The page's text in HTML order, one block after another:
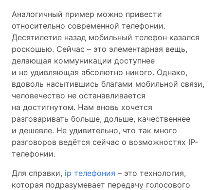
Аналогичный пример можно привести
относительно современной телефонии.
Десятилетие назад мобильный телефон казался
роскошью. Сейчас – это элементарная вещь,
делающая коммуникации доступнее
и не удивляющая абсолютно никого. Однако,
вдоволь насытившись благами мобильной связи,
человечество не останавливается
на достигнутом. Нам вновь хочется
разговаривать больше, дольше, качественнее
и дешевле. Не удивительно, что так много
разговоров ведётся сейчас о возможностях IP-
телефонии.
Для справки, ip телефония – это технология,
которая подразумевает передачу голосового